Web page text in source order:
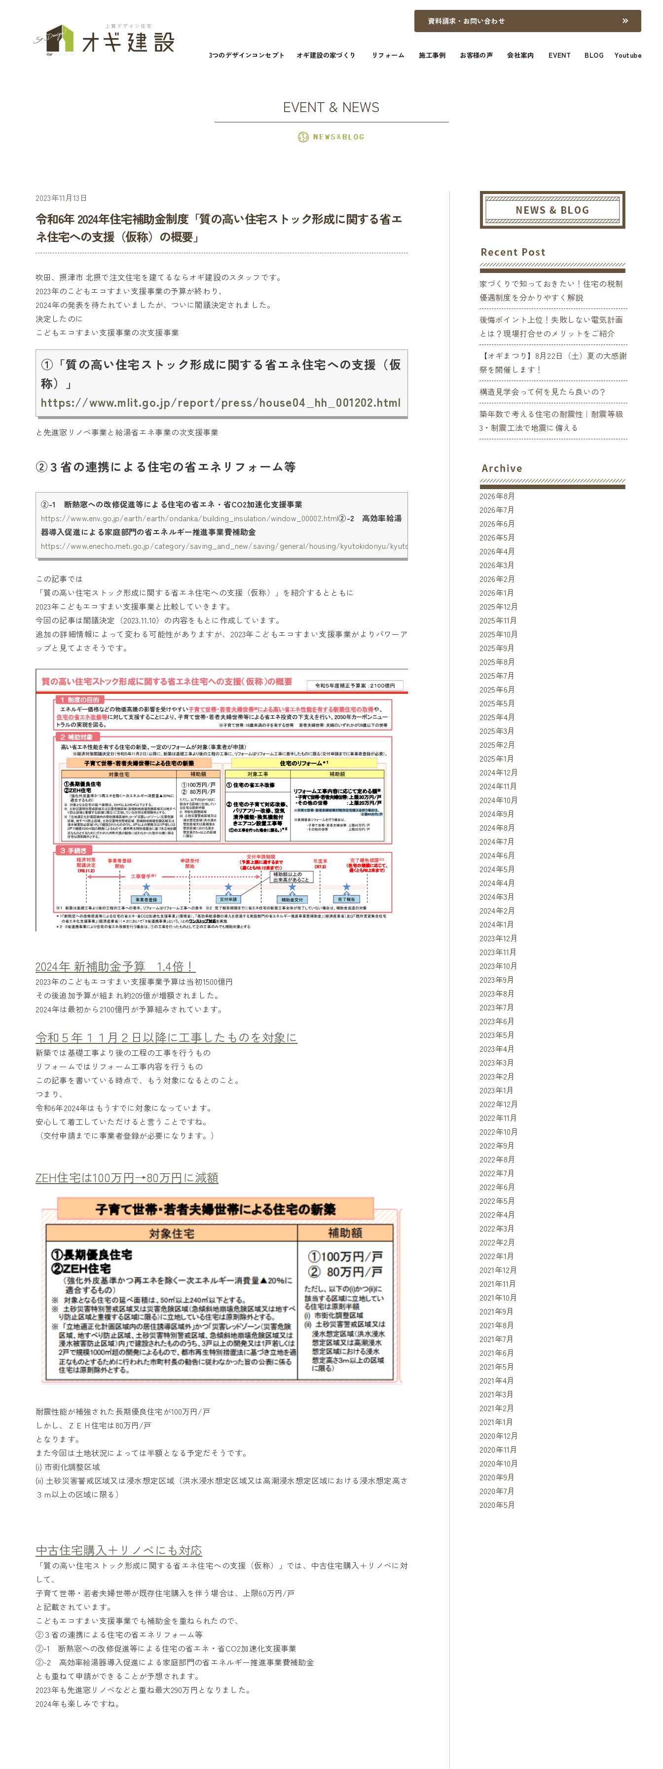
資料請求・お問い合わせ
3つのデザインコンセプト オギ建設の家づくり リフォーム 施工事例 お客様の声 会社案内 EVENT BLOG Youtube
EVENT & NEWS
2023年11月13日
令和6年 2024年住宅補助金制度「質の高い住宅ストック形成に関する省エ
ネ住宅への支援（仮称）の概要」
吹田、摂津市 北摂で注文住宅を建てるならオギ建設のスタッフです。
2023年のこどもエコすまい支援事業の予算が終わり、
2024年の発表を待たれていましたが、ついに閣議決定されました。
決定したのに
こどもエコすまい支援事業の次支援事業
①「質の高い住宅ストック形成に関する省エネ住宅への支援（仮
称）」
https://www.mlit.go.jp/report/press/house04_hh_001202.html
と先進窓リノベ事業と給湯省エネ事業の次支援事業
②３省の連携による住宅の省エネリフォーム等
②-1 断熱窓への改修促進等による住宅の省エネ・省CO2加速化支援事業
https://www.env.go.jp/earth/earth/ondanka/building_insulation/window_00002.html②-2 高効率給湯
器導入促進による家庭部門の省エネルギー推進事業費補助金
https://www.enecho.meti.go.jp/category/saving_and_new/saving/general/housing/kyutokidonyu/kyutodonyuhojo2023.html
この記事では
「質の高い住宅ストック形成に関する省エネ住宅への支援（仮称）」を紹介するとともに
2023年こどもエコすまい支援事業と比較していきます。
今回の記事は閣議決定（2023.11.10）の内容をもとに作成しています。
追加の詳細情報によって変わる可能性がありますが、2023年こどもエコすまい支援事業がよりパワーア
ップと見てよさそうです。
2024年 新補助金予算 1.4倍！
2023年のこどもエコすまい支援事業予算は当初1500億円
その後追加予算が組まれ約209億が増額されました。
2024年は最初から2100億円が予算組みされています。
令和５年１１月２日以降に工事したものを対象に
新築では基礎工事より後の工程の工事を行うもの
リフォームではリフォーム工事内容を行うもの
この記事を書いている時点で、もう対象になるとのこと。
つまり、
令和6年2024年はもうすでに対象になっています。
安心して着工していただけると言うことですね。
（交付申請までに事業者登録が必要になります。）
ZEH住宅は100万円→80万円に減額
耐震性能が補強された長期優良住宅が100万円/戸
しかし、ＺＥＨ住宅は80万円/戸
となります。
また今回は土地状況によっては半額となる予定だそうです。
(i) 市街化調整区域
(ii) 土砂災害警戒区域又は浸水想定区域（洪水浸水想定区域又は高潮浸水想定区域における浸水想定高さ
３ｍ以上の区域に限る）
中古住宅購入＋リノベにも対応
「質の高い住宅ストック形成に関する省エネ住宅への支援（仮称）」では、中古住宅購入＋リノベに対
して、
子育て世帯・若者夫婦世帯が既存住宅購入を伴う場合は、上限60万円/戸
と記載されています。
こどもエコすまい支援事業でも補助金を重ねられたので、
②３省の連携による住宅の省エネリフォーム等
②-1 断熱窓への改修促進等による住宅の省エネ・省CO2加速化支援事業
②-2 高効率給湯器導入促進による家庭部門の省エネルギー推進事業費補助金
とも重ねて申請ができることが予想されます。
2023年も先進窓リノベなどと重ね最大290万円となりました。
2024年も楽しみですね。
家づくりで知っておきたい！住宅の税制
優遇制度を分かりやすく解説
後悔ポイント上位！失敗しない電気計画
とは？現場打合せのメリットをご紹介
【オギまつり】8月22日（土）夏の大感謝
祭を開催します！
構造見学会って何を見たら良いの？
築年数で考える住宅の耐震性｜耐震等級
3・制震工法で地震に備える
2026年8月
2026年7月
2026年6月
2026年5月
2026年4月
2026年3月
2026年2月
2026年1月
2025年12月
2025年11月
2025年10月
2025年9月
2025年8月
2025年7月
2025年6月
2025年5月
2025年4月
2025年3月
2025年2月
2025年1月
2024年12月
2024年11月
2024年10月
2024年9月
2024年8月
2024年7月
2024年6月
2024年5月
2024年4月
2024年3月
2024年2月
2024年1月
2023年12月
2023年11月
2023年10月
2023年9月
2023年8月
2023年7月
2023年6月
2023年5月
2023年4月
2023年3月
2023年2月
2023年1月
2022年12月
2022年11月
2022年10月
2022年9月
2022年8月
2022年7月
2022年6月
2022年5月
2022年4月
2022年3月
2022年2月
2022年1月
2021年12月
2021年11月
2021年10月
2021年9月
2021年8月
2021年7月
2021年6月
2021年5月
2021年4月
2021年3月
2021年2月
2021年1月
2020年12月
2020年11月
2020年10月
2020年9月
2020年7月
2020年5月